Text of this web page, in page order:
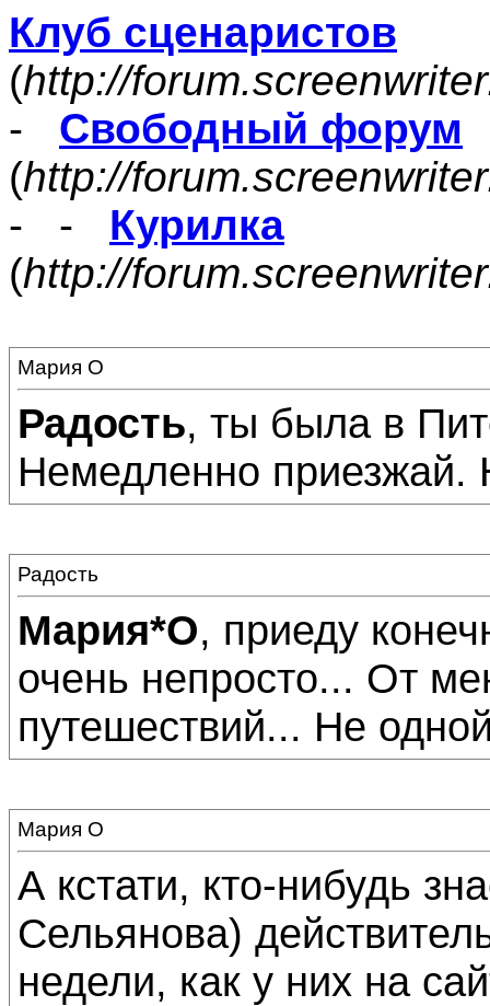
Клуб сценаристов
(http://
- Свободный форум
(http://
- - Курилка
(http://
Мария О
Радость, ты была в
Немедленно приезжай.
Радость
Мария*О, приеду
очень непросто... От
путешествий... Не
Мария О
А кстати, кто-нибудь
Сельянова)
недели, как у них на